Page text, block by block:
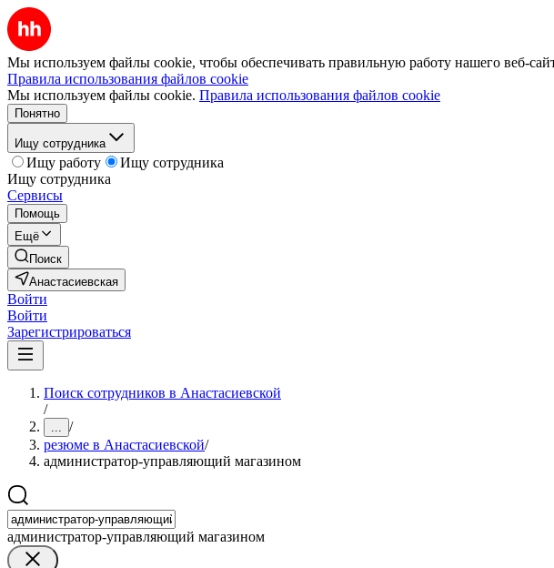
Мы используем файлы cookie, чтобы обеспечивать правильную работу нашего веб-
Правила использования файлов cookie
Мы используем файлы cookie. Правила использования файлов cookie
Понятно
Ищу сотрудника
Ищу работу
Ищу сотрудника
Ищу сотрудника
Сервисы
Помощь
Ещё
Поиск
Анастасиевская
Войти
Войти
Зарегистрироваться
Поиск сотрудников в Анастасиевской
/
... /
резюме в Анастасиевской/
администратор-управляющий магазином
администратор-управляющий магазином